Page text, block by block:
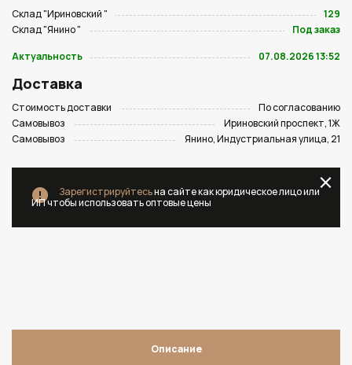
Склад "Ириновский "
129
Склад "Янино "
Под заказ
Актуальность
07.08.2026 13:52
Доставка
Стоимость доставки
По согласованию
Самовывоз
Ириновский проспект, 1Ж
Самовывоз
Янино, Индустриальная улица, 21
Зарегистрируйтесьна сайте как юридическое лицо или
ИП чтобы использовать оптовые цены
Описание